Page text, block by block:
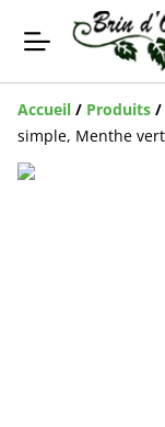
Accueil / Produits /
simple, Menthe